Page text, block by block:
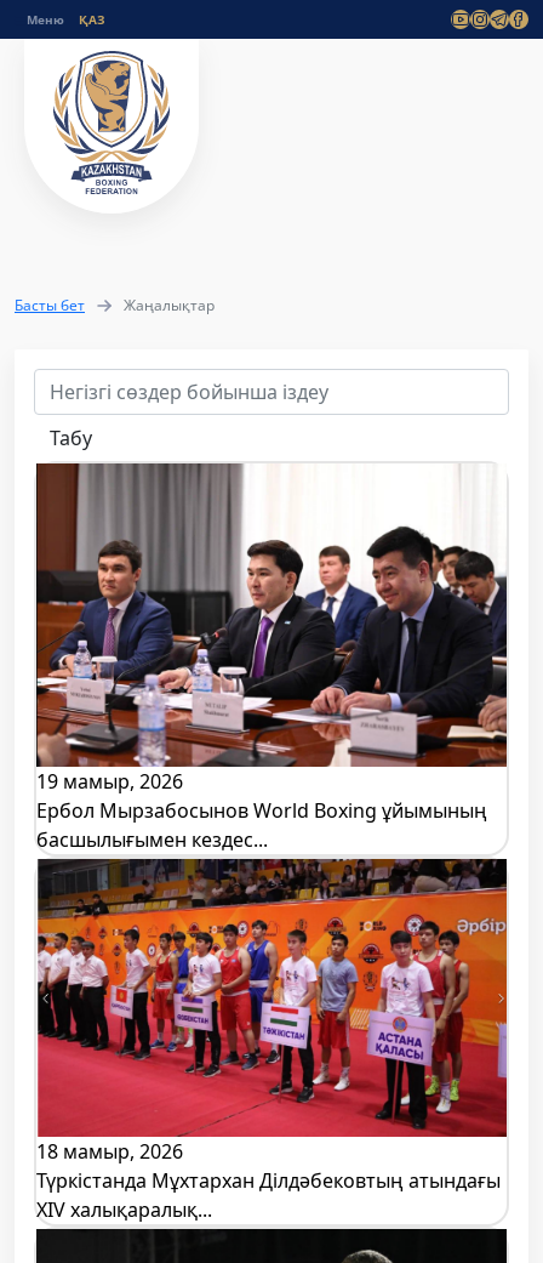
Меню
Басты бет Жаңалықтар
Табу
19 мамыр, 2026
Ербол Мырзабосынов World Boxing ұйымының
басшылығымен кездес...
18 мамыр, 2026
Түркістанда Мұхтархан Ділдәбековтың атындағы
XIV халықаралық...